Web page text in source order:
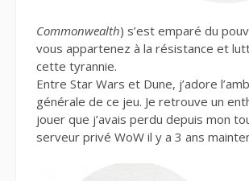
Commonwealth) s’est emparé du
vous appartenez à la résistance et
cette tyrannie.
Entre Star Wars et Dune, j’adore
générale de ce jeu. Je retrouve un
jouer que j’avais perdu depuis mon
serveur privé WoW il y a 3 ans